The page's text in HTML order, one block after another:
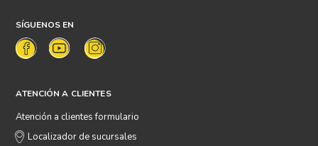
SÍGUENOS EN
ATENCIÓN A CLIENTES
Atención a clientes formulario
Localizador de sucursales